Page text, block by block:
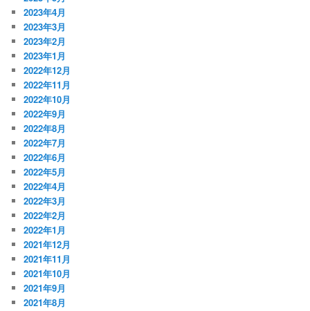
2023年4月
2023年3月
2023年2月
2023年1月
2022年12月
2022年11月
2022年10月
2022年9月
2022年8月
2022年7月
2022年6月
2022年5月
2022年4月
2022年3月
2022年2月
2022年1月
2021年12月
2021年11月
2021年10月
2021年9月
2021年8月